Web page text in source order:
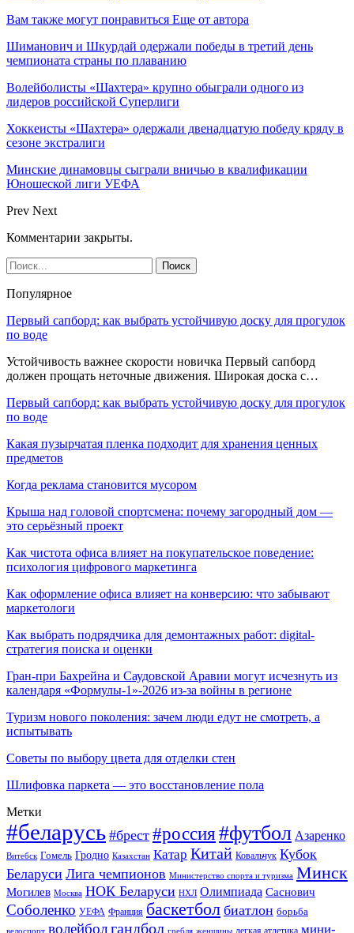
Вам также могут понравиться Еще от автора
Шиманович и Шкурдай одержали победы в третий день
чемпионата страны по плаванию
Волейболисты «Шахтера» крупно обыграли одного из
лидеров российской Суперлиги
Хоккеисты «Шахтера» одержали двенадцатую победу кряду в
сезоне экстралиги
Минские динамовцы сыграли вничью в квалификации
Юношеской лиги УЕФА
Prev Next
Комментарии закрыты.
Популярное
Первый сапборд: как выбрать устойчивую доску для прогулок
по воде
Устойчивость важнее скорости новичка Первый сапборд
должен прощать неточные движения. Широкая доска с…
Первый сапборд: как выбрать устойчивую доску для прогулок
по воде
Какая пузырчатая пленка подходит для хранения ценных
предметов
Когда реклама становится мусором
Крыша над головой спортсмена: почему загородный дом —
это серьёзный проект
Как чистота офиса влияет на покупательское поведение:
психология цифрового маркетинга
Как оформление офиса влияет на конверсию: что забывают
маркетологи
Как выбрать подрядчика для демонтажных работ: digital-
стратегия поиска и оценки
Гран-при Бахрейна и Саудовской Аравии могут исчезнуть из
календаря «Формулы-1»-2026 из-за войны в регионе
Туризм нового поколения: зачем люди едут не смотреть, а
испытывать
Советы по выбору цвета для отделки стен
Шлифовка паркета — это восстановление пола
Метки
#беларусь #брест #россия#футбол Азаренко
Витебск Гомель Гродно Казахстан Катар Китай Ковальчук Кубок
Беларуси Лига чемпионов Министерство спорта и туризма Минск
Могилев Москва НОК Беларуси НХЛ Олимпиада Саснович
Соболенко УЕФА Франция баскетбол биатлон борьба
велоспорт волейболгандбол гребля женщины легкая атлетика мини-